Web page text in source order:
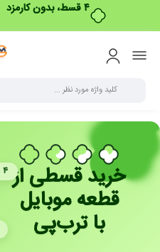
۴ قسط، بدون کارمزد
خرید قسطی از
قطعه موبایل
با ترب‌پی
۴ قسط